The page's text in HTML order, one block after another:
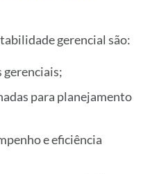
gerencial são:
gerenciais;
para planejamento
e eficiência